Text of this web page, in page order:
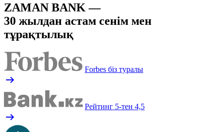
ZAMAN BANK —
30 жылдан астам сенім мен
тұрақтылық
Forbes біз туралы
Рейтинг 5-тен 4,5